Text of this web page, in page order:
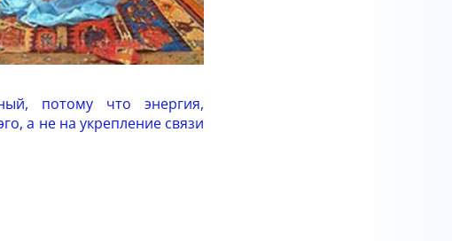
потому что энергия,
а не на укрепление связи